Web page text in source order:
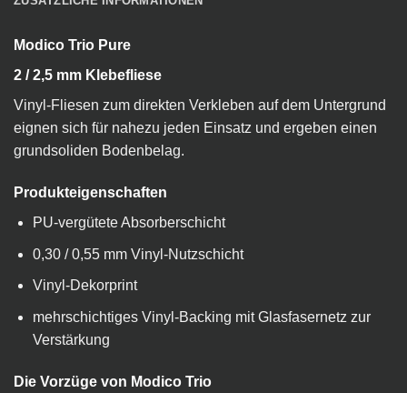
Modico Trio Pure
2 / 2,5 mm Klebefliese
Vinyl-Fliesen zum direkten Verkleben auf dem Untergrund
eignen sich für nahezu jeden Einsatz und ergeben einen
grundsoliden Bodenbelag.
Produkteigenschaften
PU-vergütete Absorberschicht
0,30 / 0,55 mm Vinyl-Nutzschicht
Vinyl-Dekorprint
mehrschichtiges Vinyl-Backing mit Glasfasernetz zur
Verstärkung
Die Vorzüge von Modico Trio